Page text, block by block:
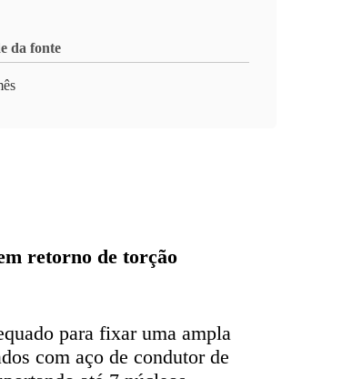
da fonte
retorno de torção
para fixar uma ampla
com aço de condutor de